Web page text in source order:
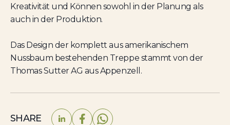
Kreativität und Können sowohl in der Planung als
auch in der Produktion.
Das Design der komplett aus amerikanischem
Nussbaum bestehenden Treppe stammt von der
Thomas Sutter AG aus Appenzell.
SHARE